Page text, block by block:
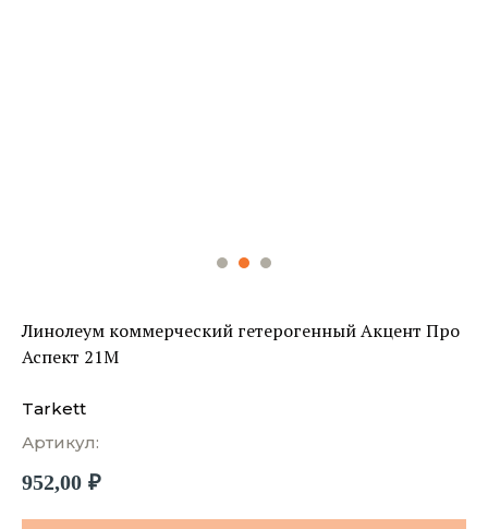
Линолеум коммерческий гетерогенный Акцент Про
Аспект 21M
Tarkett
Артикул:
952,00 ₽